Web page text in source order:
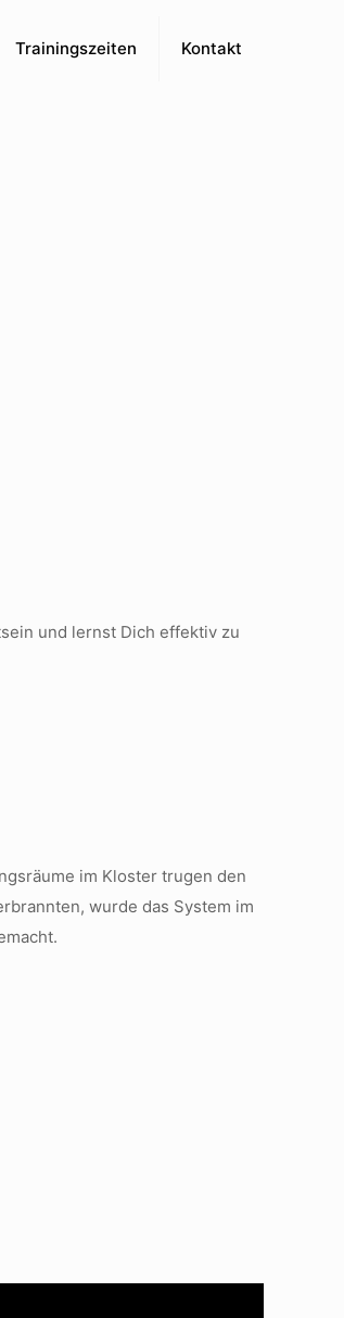
Trainingszeiten Kontakt
und lernst Dich effektiv zu
im Kloster trugen den
wurde das System im